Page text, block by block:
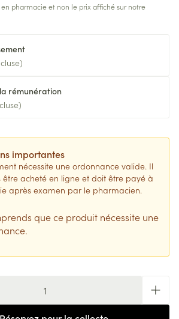
pharmacie et non le prix affiché sur notre
rémunération
importantes
nécessite une ordonnance valide. Il
être acheté en ligne et doit être payé à
après examen par le pharmacien.
que ce produit nécessite une